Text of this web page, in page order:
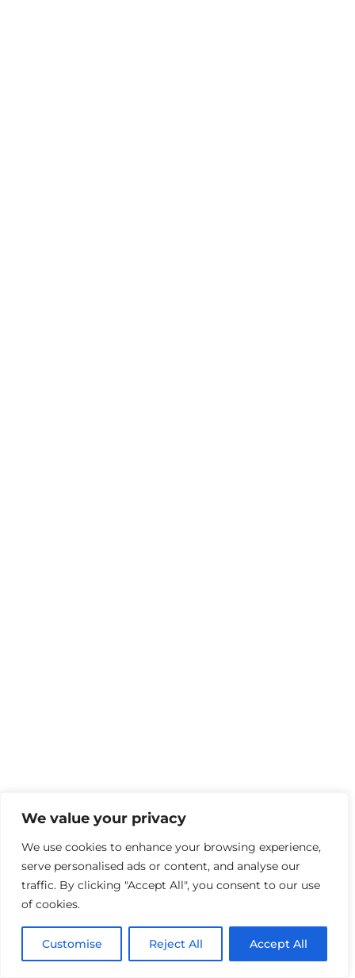
We value your privacy
We use cookies to enhance your browsing experience,
serve personalised ads or content, and analyse our
traffic. By clicking "Accept All", you consent to our use
of cookies.
Customise Reject All Accept All